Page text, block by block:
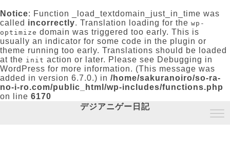
Notice: Function _load_textdomain_just_in_time was
called incorrectly. Translation loading for the wp-
optimize domain was triggered too early. This is
usually an indicator for some code in the plugin or
theme running too early. Translations should be loaded
at the init action or later. Please see Debugging in
WordPress for more information. (This message was
added in version 6.7.0.) in /home/sakuranoiro/so-ra-
no-i-ro.com/public_html/wp-includes/functions.php
on line 6170
デジアニゲー日記